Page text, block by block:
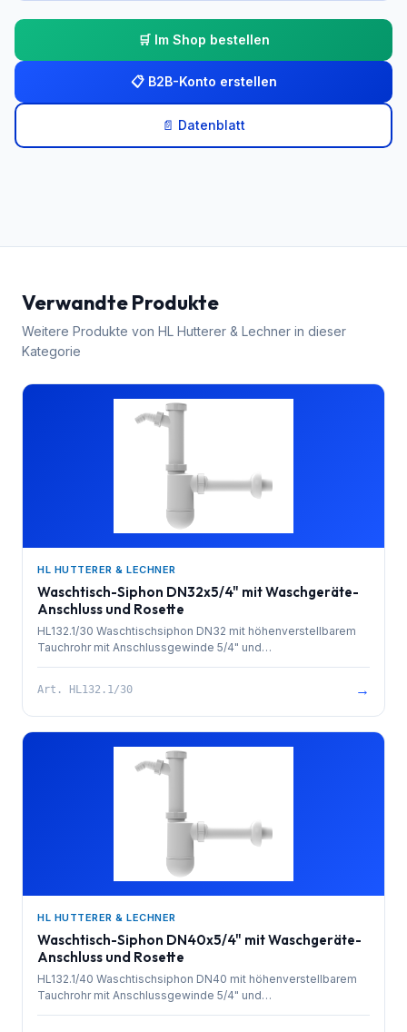
🛒 Im Shop bestellen
📋 B2B-Konto erstellen
📄 Datenblatt
Verwandte Produkte
Weitere Produkte von HL Hutterer & Lechner in dieser
Kategorie
HL HUTTERER & LECHNER
Waschtisch-Siphon DN32x5/4" mit Waschgeräte-
Anschluss und Rosette
HL132.1/30 Waschtischsiphon DN32 mit höhenverstellbarem
Tauchrohr mit Anschlussgewinde 5/4" und
rückflussgesichertem Waschgeräteanschluss 3/4" sowie
Art. HL132.1/30 →
HL HUTTERER & LECHNER
Waschtisch-Siphon DN40x5/4" mit Waschgeräte-
Anschluss und Rosette
HL132.1/40 Waschtischsiphon DN40 mit höhenverstellbarem
Tauchrohr mit Anschlussgewinde 5/4" und
rückflussgesichertem Waschgeräteanschluss 3/4" sowie